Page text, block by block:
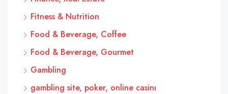
Fitness & Nutrition
Food & Beverage, Coffee
Food & Beverage, Gourmet
Gambling
gambling site, poker, online casinı